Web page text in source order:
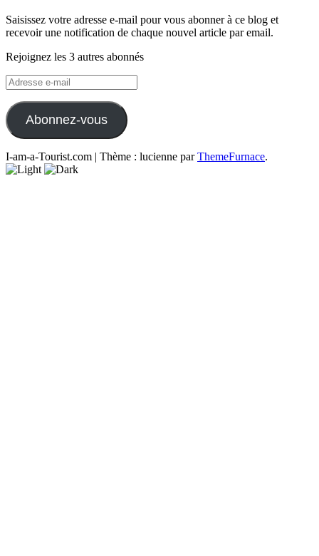
Saisissez votre adresse e-mail pour vous abonner à ce blog et
recevoir une notification de chaque nouvel article par email.
Rejoignez les 3 autres abonnés
Adresse
e-
mail
Abonnez-vous
I-am-a-Tourist.com | Thème : lucienne parThemeFurnace.